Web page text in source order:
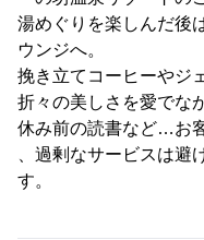
湯めぐりを楽しんだ後
ウンジへ。
挽き立てコーヒーやジ
折々の美しさを愛でな
休み前の読書など…お
、過剰なサービスは避
す。